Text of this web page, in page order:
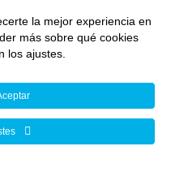
NEXT
–Términos y condiciones de
S.L. | CIF: B-67803114 |
| C/ Alsasua, 16. 28023
la mejor experiencia en
más sobre qué cookies
los ajustes